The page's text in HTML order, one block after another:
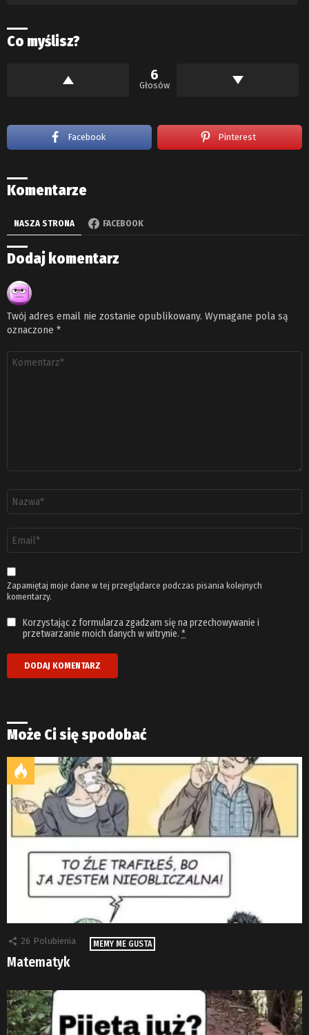
Co myślisz?
6
Głosów
Facebook Pinterest
Komentarze
NASZA STRONA FACEBOOK
Dodaj komentarz
Twój adres email nie zostanie opublikowany. Wymagane pola są
oznaczone *
Komentarz
email
*
Zapamiętaj moje dane w tej przeglądarce podczas pisania kolejnych
komentarzy.
Korzystając z formularza zgadzam się na przechowywanie i
przetwarzanie moich danych w witrynie. *
Może Ci się spodobać
26 Polubienia MEMY ME GUSTA
Matematyk